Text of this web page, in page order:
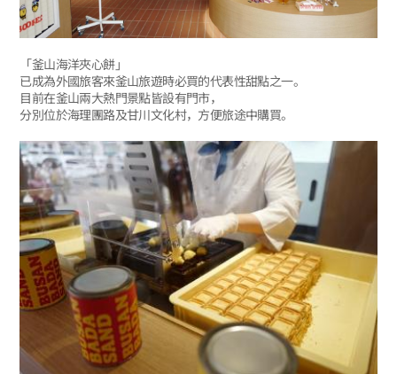
「釜山海洋夾心餅」
已成為外國旅客來釜山旅遊時必買的代表性甜點之一。
目前在釜山兩大熱門景點皆設有門市，
分別位於海理團路及甘川文化村，方便旅途中購買。